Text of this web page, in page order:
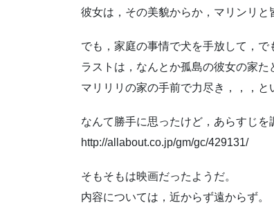
彼女は，その美貌からか，マリンリと
でも，家庭の事情で犬を手放して，で
ラストは，なんとか孤島の彼女の家た
マリリリの家の手前で力尽き，，，と
なんて勝手に思ったけど，あらすじを
http://allabout.co.jp/gm/gc/429131/
そもそもは映画だったようだ。
内容については，近からず遠からず。